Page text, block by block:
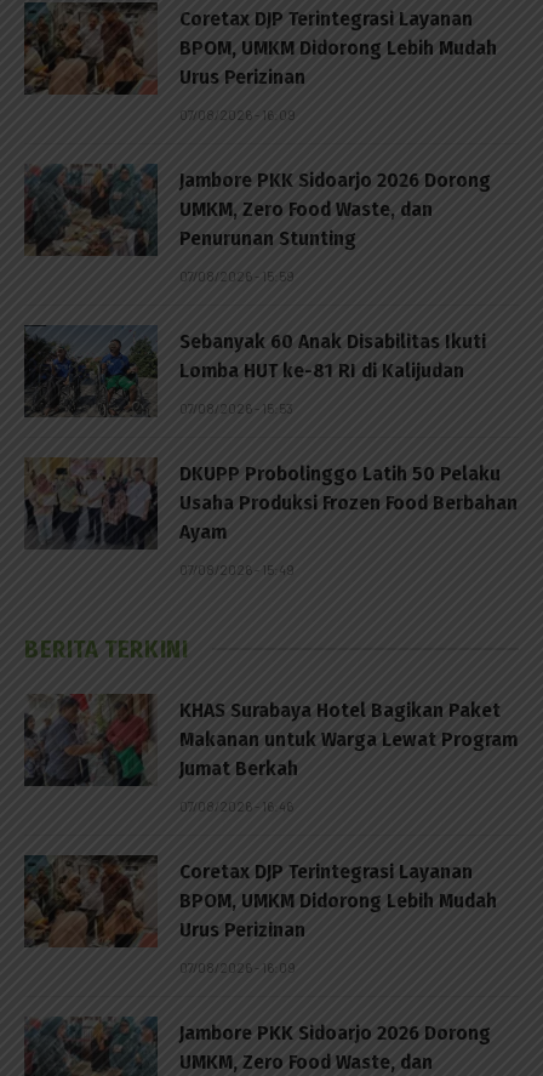
Coretax DJP Terintegrasi Layanan
BPOM, UMKM Didorong Lebih Mudah
Urus Perizinan
07/08/2026 - 16:09
Jambore PKK Sidoarjo 2026 Dorong
UMKM, Zero Food Waste, dan
Penurunan Stunting
07/08/2026 - 15:59
Sebanyak 60 Anak Disabilitas Ikuti
Lomba HUT ke-81 RI di Kalijudan
07/08/2026 - 15:53
DKUPP Probolinggo Latih 50 Pelaku
Usaha Produksi Frozen Food Berbahan
Ayam
07/08/2026 - 15:49
BERITA TERKINI
KHAS Surabaya Hotel Bagikan Paket
Makanan untuk Warga Lewat Program
Jumat Berkah
07/08/2026 - 16:46
Coretax DJP Terintegrasi Layanan
BPOM, UMKM Didorong Lebih Mudah
Urus Perizinan
07/08/2026 - 16:09
Jambore PKK Sidoarjo 2026 Dorong
UMKM, Zero Food Waste, dan